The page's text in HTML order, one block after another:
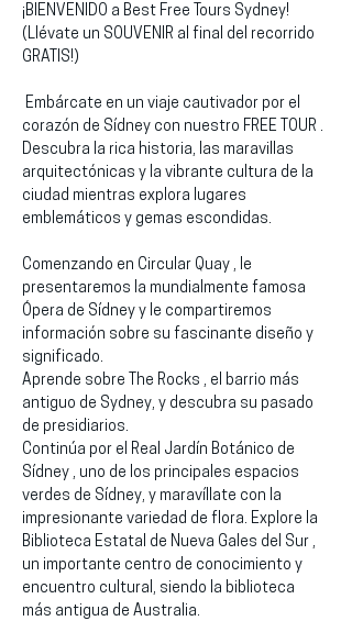
¡BIENVENIDO a Best Free Tours Sydney!
(Llévate un SOUVENIR al final del recorrido
GRATIS!)
corazón de Sídney con nuestro FREE TOUR .
Descubra la rica historia, las maravillas
arquitectónicas y la vibrante cultura de la
ciudad mientras explora lugares
emblemáticos y gemas escondidas.
Comenzando en Circular Quay , le
presentaremos la mundialmente famosa
Ópera de Sídney y le compartiremos
información sobre su fascinante diseño y
significado.
Aprende sobre The Rocks , el barrio más
antiguo de Sydney, y descubra su pasado
de presidiarios.
Continúa por el Real Jardín Botánico de
Sídney , uno de los principales espacios
verdes de Sídney, y maravíllate con la
impresionante variedad de flora. Explore la
Biblioteca Estatal de Nueva Gales del Sur ,
un importante centro de conocimiento y
encuentro cultural, siendo la biblioteca
más antigua de Australia.